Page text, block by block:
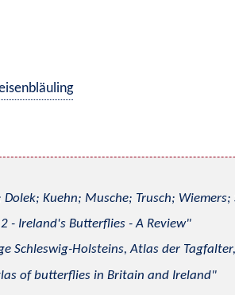
Kuehn; Musche; Trusch;
- Ireland's Butterflies - A Review
Schleswig-Holsteins, Atlas der
of butterflies in Britain and Ireland